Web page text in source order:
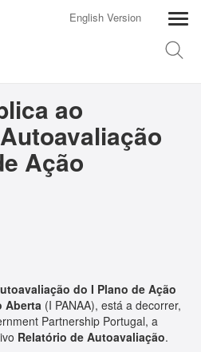
English Version
ao
Ação
do I Plano de Ação
Aberta (I PANAA), está a decorrer,
Partnership Portugal, a
Relatório de Autoavaliação.